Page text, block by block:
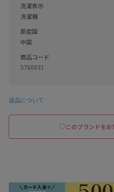
洗濯表示
洗濯機
原産国
中国
商品コード
5760031
返品について
このブランドを